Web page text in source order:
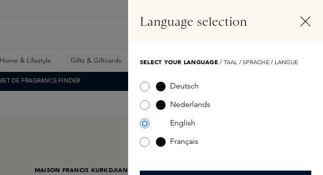
Home & Lifestyle Gifts & Giftcards Samples Skins Exclusives Skins Boxen
DE FRAGRANCE FINDER
MAISON FRANCIS KURKDJIAN
Language selection
SELECT YOUR LANGUAGE / TAAL / SPRACHE / LANGUE
Deutsch
Nederlands
English
Français